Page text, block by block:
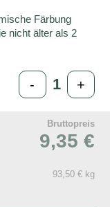
Färbung
nicht älter als 2
- +
Bruttopreis
9,35 €
93,50 € kg